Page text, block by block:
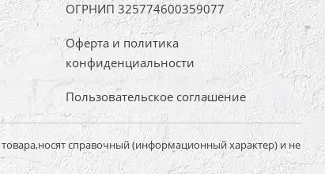
ОГРНИП 325774600359077
Оферта и политика
конфиденциальности
Пользовательское соглашение
справочный (информационный характер) и не